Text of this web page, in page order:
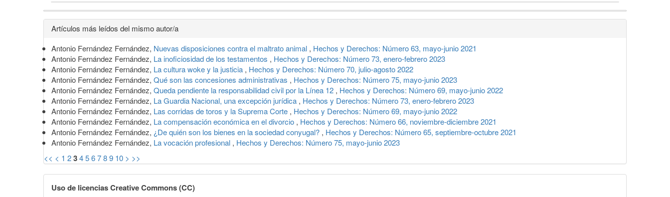
Detalles
del
artículo
Artículos más leídos del mismo autor/a
Antonio Fernández Fernández, Nuevas disposiciones contra el maltrato animal , Hechos y Derechos: Número 63, mayo-junio 2021
Antonio Fernández Fernández, La inoficiosidad de los testamentos , Hechos y Derechos: Número 73, enero-febrero 2023
Antonio Fernández Fernández, La cultura woke y la justicia , Hechos y Derechos: Número 70, julio-agosto 2022
Antonio Fernández Fernández, Qué son las concesiones administrativas , Hechos y Derechos: Número 75, mayo-junio 2023
Antonio Fernández Fernández, Queda pendiente la responsabilidad civil por la Línea 12 , Hechos y Derechos: Número 69, mayo-junio 2022
Antonio Fernández Fernández, La Guardia Nacional, una excepción jurídica , Hechos y Derechos: Número 73, enero-febrero 2023
Antonio Fernández Fernández, Las corridas de toros y la Suprema Corte , Hechos y Derechos: Número 69, mayo-junio 2022
Antonio Fernández Fernández, La compensación económica en el divorcio , Hechos y Derechos: Número 66, noviembre-diciembre 2021
Antonio Fernández Fernández, ¿De quién son los bienes en la sociedad conyugal? , Hechos y Derechos: Número 65, septiembre-octubre 2021
Antonio Fernández Fernández, La vocación profesional , Hechos y Derechos: Número 75, mayo-junio 2023
<< < 1 23456789 10 > >>
Uso de licencias Creative Commons (CC)